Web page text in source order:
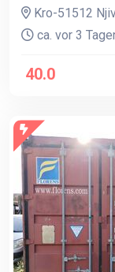
Kro-51512
ca. vor 3
40.0